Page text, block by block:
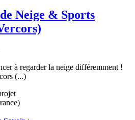
Neige & Sports
à regarder la neige différemment !
(...)